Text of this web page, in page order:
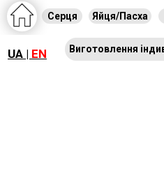
Виготовлення
Серця Яйця/Пасха
UA | EN